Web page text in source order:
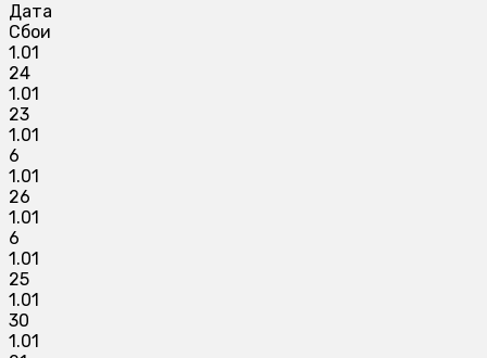
Дата
Сбои
1.01
24
1.01
23
1.01
6
1.01
26
1.01
6
1.01
25
1.01
30
1.01